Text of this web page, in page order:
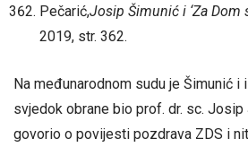
Pečarić,Josip Šimunić i ‘Za Dom
2019, str. 362.
Na međunarodnom sudu je Šimunić i
svjedok obrane bio prof. dr. sc.
govorio o povijesti pozdrava ZDS i